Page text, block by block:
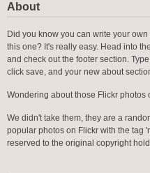
About
Did you know you can write your
this one? It's really easy. Head into
and check out the footer section.
click save, and your new about
Wondering about those Flickr photos
We didn't take them, they are a
popular photos on Flickr with the tag
reserved to the original copyright